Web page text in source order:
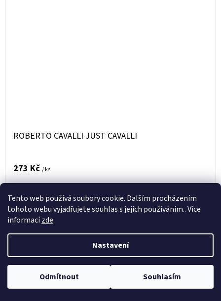
Tento web používá soubory cookie. Dalším procházením
tohoto webu vyjadřujete souhlas s jejich používáním.. Více
informacízde.
Nastavení
Odmítnout Souhlasím
ROBERTO CAVALLI JUST CAVALLI
273 Kč / ks
DO
KOŠÍKU
DETAIL